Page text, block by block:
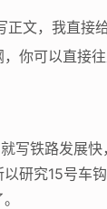
正文，我直接
你可以直接往
写铁路发展快
研究15号车